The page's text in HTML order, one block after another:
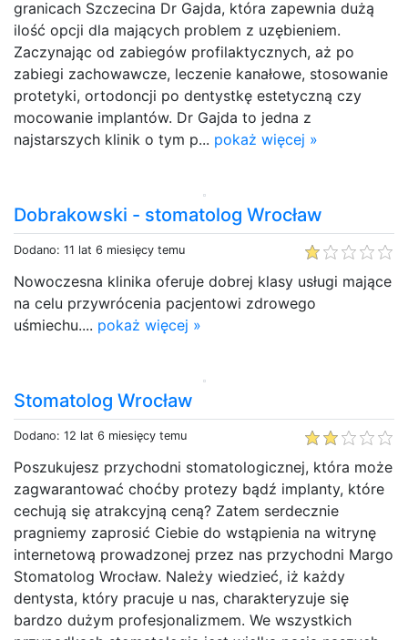
granicach Szczecina Dr Gajda, która zapewnia dużą
ilość opcji dla mających problem z uzębieniem.
Zaczynając od zabiegów profilaktycznych, aż po
zabiegi zachowawcze, leczenie kanałowe, stosowanie
protetyki, ortodoncji po dentystkę estetyczną czy
mocowanie implantów. Dr Gajda to jedna z
najstarszych klinik o tym p... pokaż więcej »
Dobrakowski - stomatolog Wrocław
Dodano: 11 lat 6 miesięcy temu
Nowoczesna klinika oferuje dobrej klasy usługi mające
na celu przywrócenia pacjentowi zdrowego
uśmiechu.... pokaż więcej »
Stomatolog Wrocław
Dodano: 12 lat 6 miesięcy temu
Poszukujesz przychodni stomatologicznej, która może
zagwarantować choćby protezy bądź implanty, które
cechują się atrakcyjną ceną? Zatem serdecznie
pragniemy zaprosić Ciebie do wstąpienia na witrynę
internetową prowadzonej przez nas przychodni Margo
Stomatolog Wrocław. Należy wiedzieć, iż każdy
dentysta, który pracuje u nas, charakteryzuje się
bardzo dużym profesjonalizmem. We wszystkich